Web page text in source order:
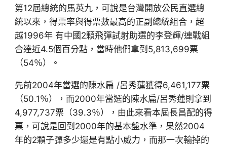
第12屆總統的馬英九，可說是台灣開放公民直選總
統以來，得票率與得票數最高的正副總統組合，超
越1996年 有中國2顆飛彈試射助選的李登輝/連戰組
合達近4.5個百分點，當時他們拿到5,813,699票
（54％）。
先前2004年當選的陳水扁 /呂秀蓮獲得6,461,177票
（50.1％），而2000年當選的陳水扁/呂秀蓮則拿到
4,977,737票（39.3％），由此來看本屆長昌配的得
票，可說是回到2000年的基本盤水準，果然2004
年的2顆子彈多少還是有點小威力，而那一次輸掉的